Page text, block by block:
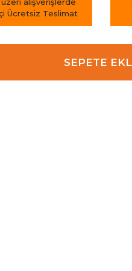
Ücretsiz Teslimat
SEPETE